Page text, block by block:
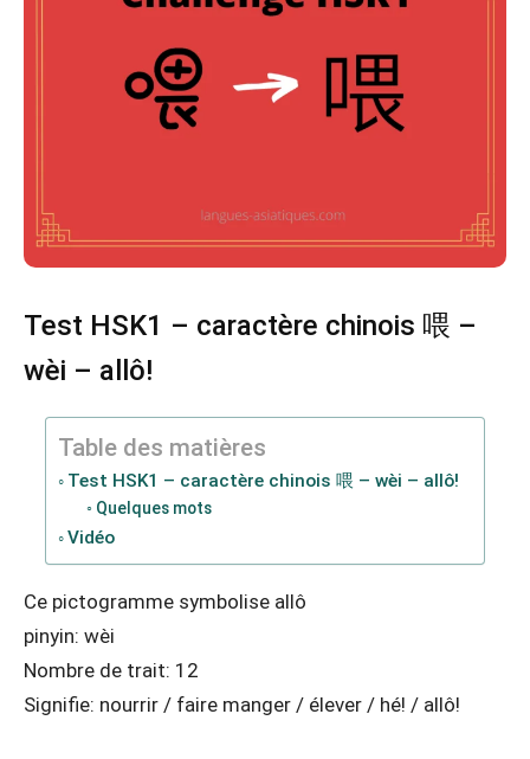
Test HSK1 – caractère chinois 喂 –
wèi – allô!
Table des matières
Test HSK1 – caractère chinois 喂 – wèi – allô!
Quelques mots
Vidéo
Ce pictogramme symbolise allô
pinyin: wèi
Nombre de trait: 12
Signifie: nourrir / faire manger / élever / hé! / allô!